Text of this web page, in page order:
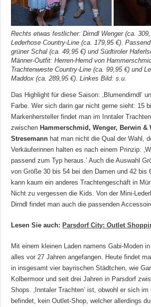
Rechts etwas festlicher: Dirndl Wenger (ca.
Lederhose Country-Line (ca. 179,95 €).
grüner Schal (ca. 49,95 €) und Südtiroler
Männer-Outfit: Herren-Hemd von
Trachtenweste Country-Line (ca. 99,95 €) und
Maddox (ca. 289,95 €). Linkes Bild: s.u.
Das Highlight für diese Saison: ‚Blumendirndl’
Farbe. Wer sich darin gar nicht gerne sieht: 15
Markenhersteller findet man im Inntaler
zwischen Hammerschmid, Wenger, Berwin &
Stresemann hat man nicht die Qual der Wahl,
Verkäuferinnen halten es nach einem Prinzip:
passend zum Typ heraus.’ Auch die Auswahl
von Größe 30 bis 54 bei den Damen und 42 bis
kann kaum ein anderes Trachtengeschäft in
Nicht zu vergessen die Kids. Von der Mini-
Dirndl findet man auch die passenden
Lesen Sie auch: Parsdorf City: Outlet
Mit einem kleinen Laden namens Gabi-Moden
alles vor 27 Jahren angefangen. Heute findet
in insgesamt vier bayrischen Städtchen, wie
Kolbermoor und seit drei Jahren in Parsdorf
Shops. ‚Inntaler Trachten’ ist, obwohl er sich im
befindet, kein Outlet-Shop, welcher allerdings